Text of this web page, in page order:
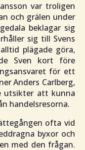
var troligen
och grälen under
beklagar sig
sig till Svens
plägade göra,
Sven kort före
för ett
Anders Carlberg,
utsikter att kunna
handelsresorna.
ofta vid
byxor och
med den frågan.